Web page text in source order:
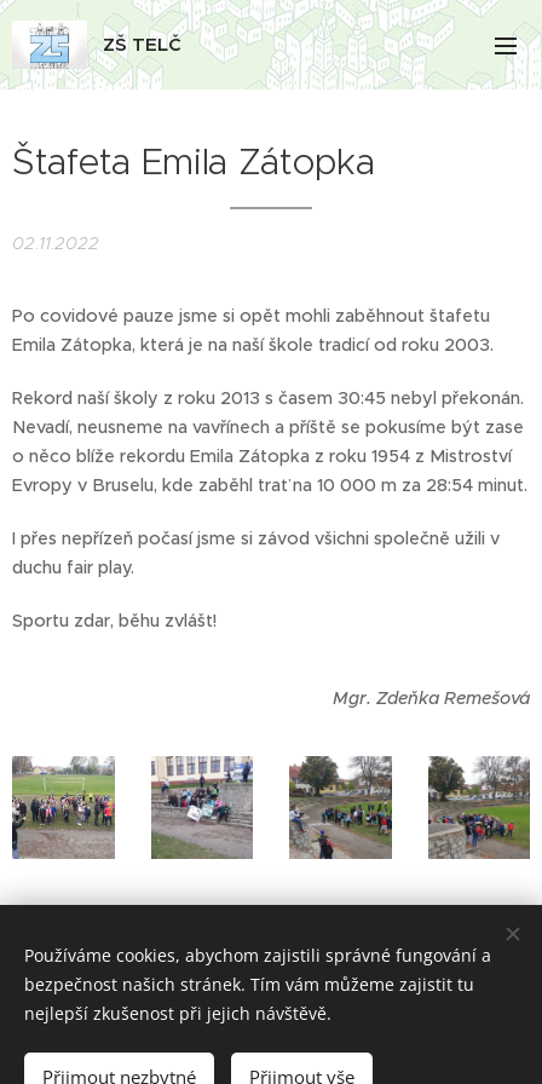
ZŠ TELČ
Štafeta Emila Zátopka
02.11.2022
Po covidové pauze jsme si opět mohli zaběhnout štafetu
Emila Zátopka, která je na naší škole tradicí od roku 2003.
Rekord naší školy z roku 2013 s časem 30:45 nebyl překonán.
Nevadí, neusneme na vavřínech a příště se pokusíme být zase
o něco blíže rekordu Emila Zátopka z roku 1954 z Mistroství
Evropy v Bruselu, kde zaběhl trať na 10 000 m za 28:54 minut.
I přes nepřízeň počasí jsme si závod všichni společně užili v
duchu fair play.
Sportu zdar, běhu zvlášť!
Mgr. Zdeňka Remešová
Štafeta Emila Zátopka
ZŠ Telč - bloxx.cz
Používáme cookies, abychom zajistili správné fungování a
bezpečnost našich stránek. Tím vám můžeme zajistit tu
nejlepší zkušenost při jejich návštěvě.
Přijmout nezbytné Přijmout vše